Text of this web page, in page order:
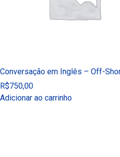
Conversação em Inglês – Off-
R$750,00
Adicionar ao carrinho